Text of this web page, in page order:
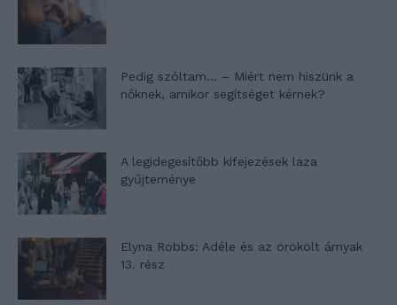
Pedig szóltam… – Miért nem hiszünk a
nőknek, amikor segítséget kérnek?
A legidegesítőbb kifejezések laza
gyűjteménye
Elyna Robbs: Adéle és az örökölt árnyak
13. rész